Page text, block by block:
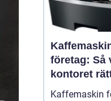
företag: Så
kontoret
för kaffe på
Kaffemaskin